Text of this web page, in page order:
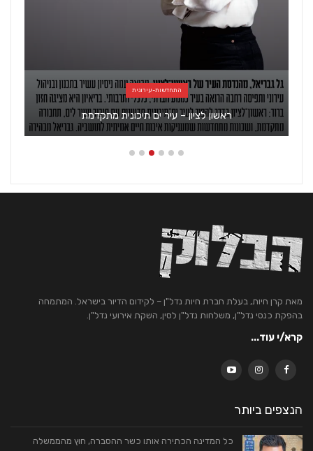
אדריכלות ועיצוב
ישראל מכורתי
מאת קרן חיות, בעלת חברת חיות נדל"ן – לקידום הדיור בישראל. המתמחה
בהפקת כנסי נדל"ן, משלחות נדל"ן לסין, השקת אירועי נדל"ן.
קרא/י עוד...
הנצפים ביותר
כל המדינה הכתירה אותו כשר ההסברה, חוץ מהממשלה